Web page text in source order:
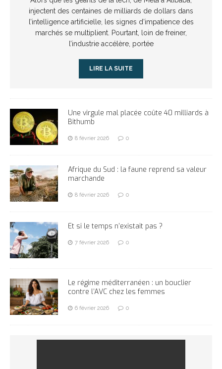
injectent des centaines de milliards de dollars dans
l’intelligence artificielle, les signes d’impatience des
marchés se multiplient. Pourtant, loin de freiner,
l’industrie accélère, portée
LIRE LA SUITE
Une virgule mal placée coûte 40 milliards à
Bithumb
8 février 2026 0
Afrique du Sud : la faune reprend sa valeur
marchande
8 février 2026 0
Et si le temps n’existait pas ?
7 février 2026 0
Le régime méditerranéen : un bouclier
contre l’AVC chez les femmes
6 février 2026 0